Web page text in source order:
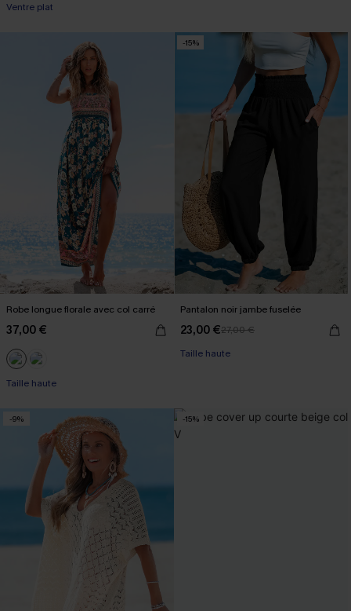
Ventre plat
Robe longue florale avec col carré
37,00 €
Taille haute
-15%
Pantalon noir jambe fuselée
23,00 €27,00 €
Taille haute
-9% -15%